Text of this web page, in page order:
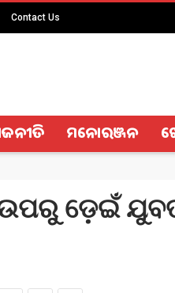
Contact Us
ମନୋରଞ୍ଜନ
ଡ଼େଇଁ